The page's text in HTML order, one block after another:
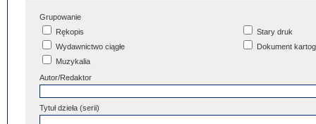
Grupowanie
Rękopis
Stary druk
Wydawnictwo ciągłe
Dokument
Muzykalia
Autor/Redaktor
Tytuł dzieła (serii)